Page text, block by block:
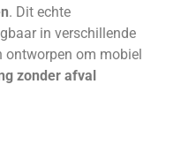
. Dit echte
in verschillende
ontworpen om mobiel
zonder afval